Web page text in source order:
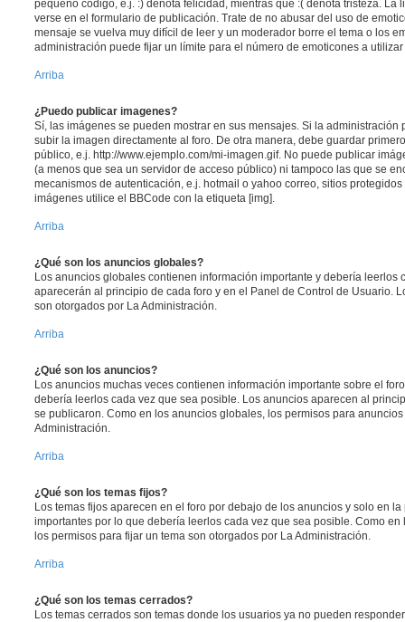
pequeño código, e.j. :) denota felicidad, mientras que :( denota tristeza. La
verse en el formulario de publicación. Trate de no abusar del uso de
mensaje se vuelva muy difícil de leer y un moderador borre el tema o los
administración puede fijar un límite para el número de emoticones a
Arriba
¿Puedo publicar imagenes?
Sí, las imágenes se pueden mostrar en sus mensajes. Si la administración
subir la imagen directamente al foro. De otra manera, debe guardar
público, e.j. http://www.ejemplo.com/mi-imagen.gif. No puede publicar
(a menos que sea un servidor de acceso público) ni tampoco las que se
mecanismos de autenticación, e.j. hotmail o yahoo correo, sitios
imágenes utilice el BBCode con la etiqueta [img].
Arriba
¿Qué son los anuncios globales?
Los anuncios globales contienen información importante y debería leerlos
aparecerán al principio de cada foro y en el Panel de Control de Usuario.
son otorgados por La Administración.
Arriba
¿Qué son los anuncios?
Los anuncios muchas veces contienen información importante sobre el
debería leerlos cada vez que sea posible. Los anuncios aparecen al
se publicaron. Como en los anuncios globales, los permisos para
Administración.
Arriba
¿Qué son los temas fijos?
Los temas fijos aparecen en el foro por debajo de los anuncios y solo en
importantes por lo que debería leerlos cada vez que sea posible. Como
los permisos para fijar un tema son otorgados por La Administración.
Arriba
¿Qué son los temas cerrados?
Los temas cerrados son temas donde los usuarios ya no pueden